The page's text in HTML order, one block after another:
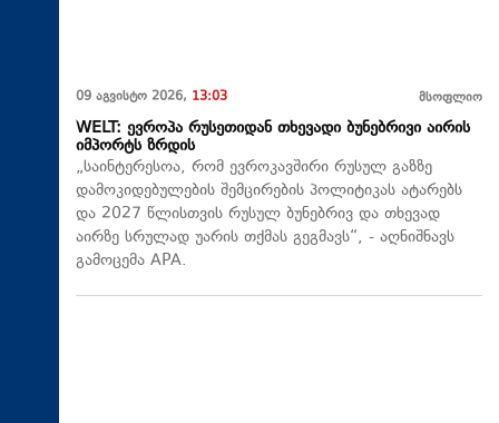
09 აგვისტო 2026, 13:03 მსოფლიო
WELT: ევროპა რუსეთიდან თხევადი ბუნებრივი აირის
იმპორტს ზრდის
„საინტერესოა, რომ ევროკავშირი რუსულ გაზზე
დამოკიდებულების შემცირების პოლიტიკას ატარებს
და 2027 წლისთვის რუსულ ბუნებრივ და თხევად
აირზე სრულად უარის თქმას გეგმავს“, - აღნიშნავს
გამოცემა APA.